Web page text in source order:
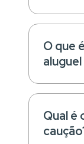
O que
Qual é